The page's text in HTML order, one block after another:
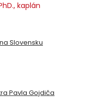
kaplán
Slovensku
Pavla Gojdiča